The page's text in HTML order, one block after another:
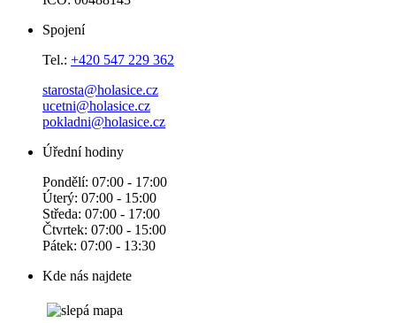
Spojení
Tel.: +420 547 229 362
starosta@holasice.cz
ucetni@holasice.cz
pokladni@holasice.cz
Úřední hodiny
Pondělí: 07:00 - 17:00
Úterý: 07:00 - 15:00
Středa: 07:00 - 17:00
Čtvrtek: 07:00 - 15:00
Pátek: 07:00 - 13:30
Kde nás najdete